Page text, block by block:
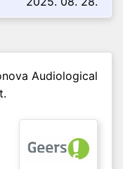
Audiological